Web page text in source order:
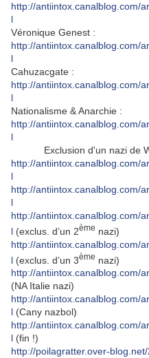
http://antiintox.canalblog.com/
l
Véronique Genest :
http://antiintox.canalblog.com/
l
Cahuzacgate :
http://antiintox.canalblog.com/
l
Nationalisme & Anarchie :
http://antiintox.canalblog.com/
l
Exclusion d'un nazi de
http://antiintox.canalblog.com/
l
http://antiintox.canalblog.com/
l
http://antiintox.canalblog.com/
l (exclus. d’un 2ème nazi)
http://antiintox.canalblog.com/
l (exclus. d’un 3ème nazi)
http://antiintox.canalblog.com/
(NA Italie nazi)
http://antiintox.canalblog.com/
l (Cany nazbol)
http://antiintox.canalblog.com/
l (fin !)
http://poilagratter.over-